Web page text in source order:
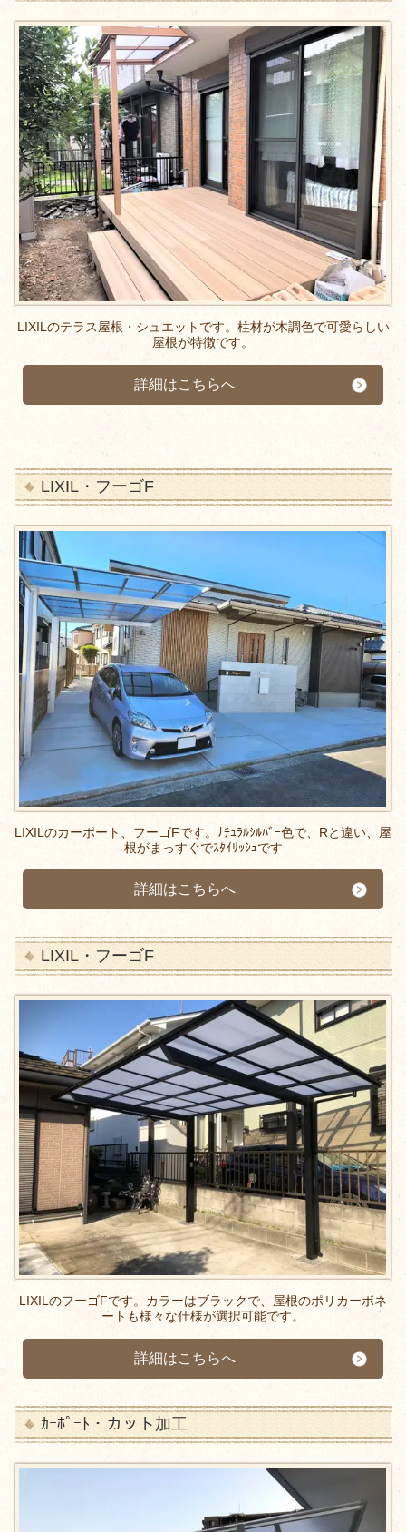
LIXILのテラス屋根・シュエットです。柱材が木調色で可愛らしい
屋根が特徴です。
詳細はこちらへ
LIXIL・フーゴF
LIXILのカーポート、フーゴFです。ﾅﾁｭﾗﾙｼﾙﾊﾞｰ色で、Rと違い、屋
根がまっすぐでｽﾀｲﾘｯｼｭです
詳細はこちらへ
LIXIL・フーゴF
LIXILのフーゴFです。カラーはブラックで、屋根のポリカーボネ
ートも様々な仕様が選択可能です。
詳細はこちらへ
ｶｰﾎﾟｰﾄ・カット加工